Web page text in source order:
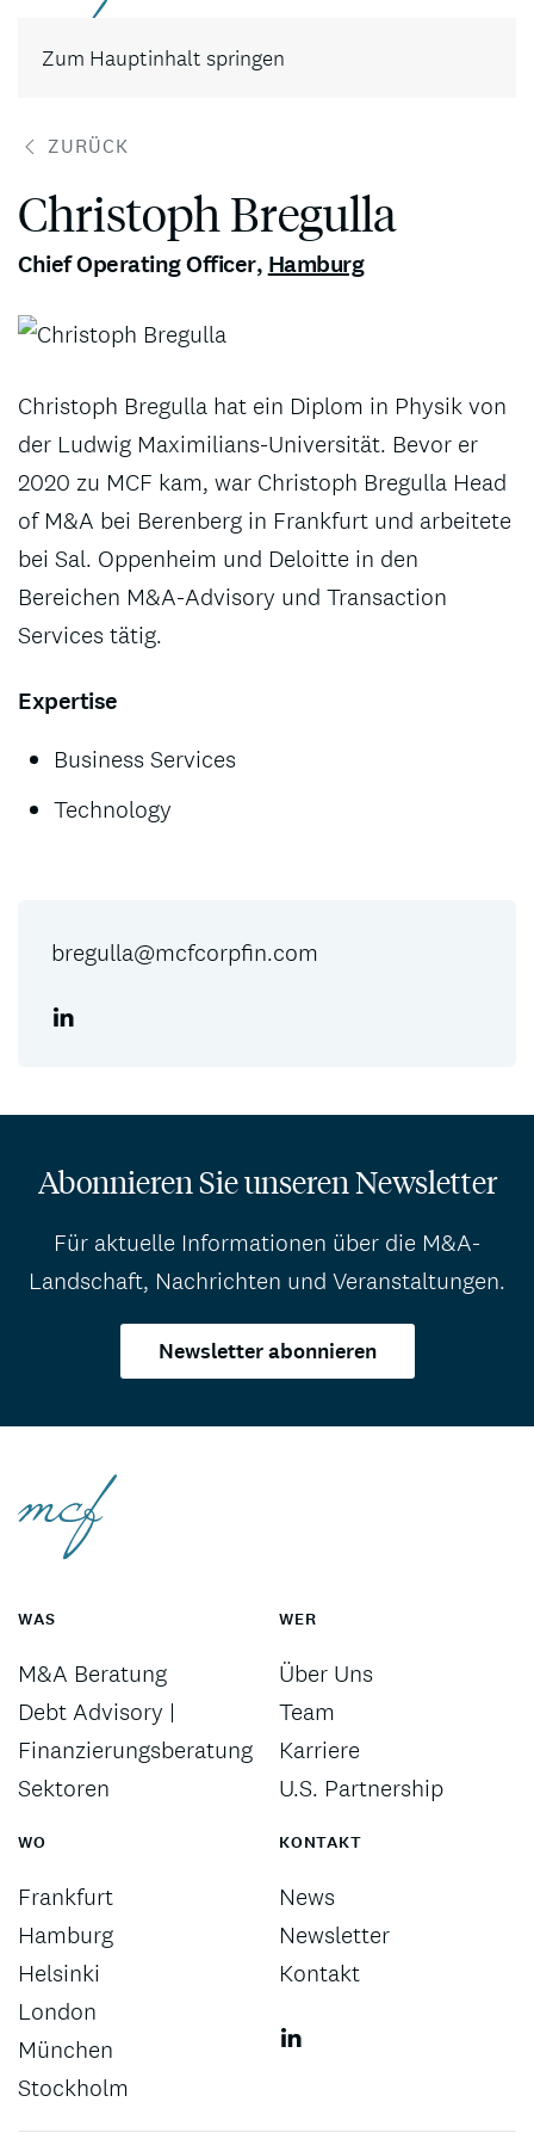
Zum Hauptinhalt springen
ZURÜCK
Christoph Bregulla
Chief Operating Officer, Hamburg
Christoph Bregulla hat ein Diplom in Physik von
der Ludwig Maximilians-Universität. Bevor er
2020 zu MCF kam, war Christoph Bregulla Head
of M&A bei Berenberg in Frankfurt und arbeitete
bei Sal. Oppenheim und Deloitte in den
Bereichen M&A-Advisory und Transaction
Services tätig.
Expertise
Business Services
Technology
bregulla@mcfcorpfin.com
Abonnieren Sie unseren Newsletter
Für aktuelle Informationen über die M&A-
Landschaft, Nachrichten und Veranstaltungen.
Newsletter abonnieren
WAS
M&A Beratung
Debt Advisory |
Finanzierungsberatung
Sektoren
WER
Über Uns
Team
Karriere
U.S. Partnership
WO
Frankfurt
Hamburg
Helsinki
London
München
Stockholm
KONTAKT
News
Newsletter
Kontakt